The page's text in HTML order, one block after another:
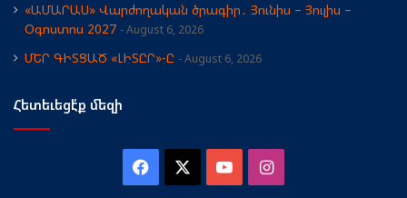
«ԱՄԱՐԱՍ» Վարժողական ծրագիր․ Յունիս – Յուլիս –
Օգոստոս 2027
August 6, 2026
ՄԵՐ ԳԻՏՑԱԾ «ԼԻՏԸՐ»-Ը August 6, 2026
Հետեւեցէ՛ք մեզի
Facebook YouTubeInstagram